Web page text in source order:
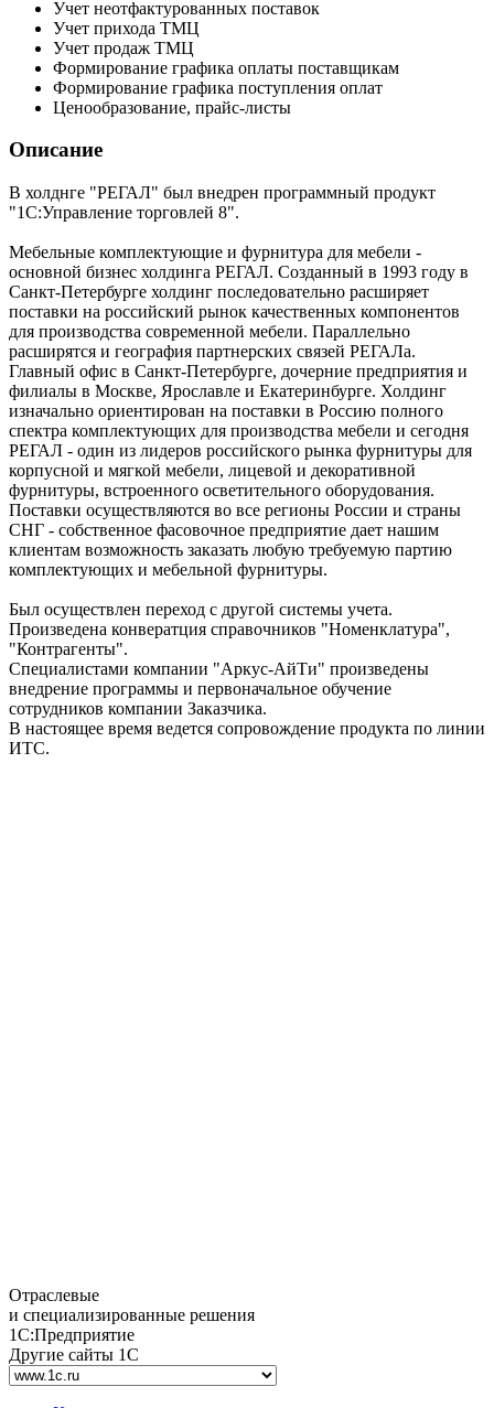
Учет неотфактурованных поставок
Учет прихода ТМЦ
Учет продаж ТМЦ
Формирование графика оплаты поставщикам
Формирование графика поступления оплат
Ценообразование, прайс-листы
Описание
В холднге "РЕГАЛ" был внедрен программный продукт
"1С:Управление торговлей 8".
Мебельные комплектующие и фурнитура для мебели -
основной бизнес холдинга РЕГАЛ. Созданный в 1993 году в
Санкт-Петербурге холдинг последовательно расширяет
поставки на российский рынок качественных компонентов
для производства современной мебели. Параллельно
расширятся и география партнерских связей РЕГАЛа.
Главный офис в Санкт-Петербурге, дочерние предприятия и
филиалы в Москве, Ярославле и Екатеринбурге. Холдинг
изначально ориентирован на поставки в Россию полного
спектра комплектующих для производства мебели и сегодня
РЕГАЛ - один из лидеров российского рынка фурнитуры для
корпусной и мягкой мебели, лицевой и декоративной
фурнитуры, встроенного осветительного оборудования.
Поставки осуществляются во все регионы России и страны
СНГ - собственное фасовочное предприятие дает нашим
клиентам возможность заказать любую требуемую партию
комплектующих и мебельной фурнитуры.
Был осуществлен переход с другой системы учета.
Произведена конвератция справочников "Номенклатура",
"Контрагенты".
Специалистами компании "Аркус-АйТи" произведены
внедрение программы и первоначальное обучение
сотрудников компании Заказчика.
В настоящее время ведется сопровождение продукта по линии
ИТС.
Отраслевые
и специализированные решения
1С:Предприятие
Другие сайты 1С